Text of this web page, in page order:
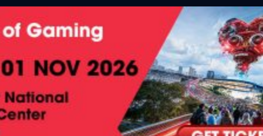
กับเซลล์ประสาทในสมองได้โดยตรง ผลลัพธ์ที่ได้คือการรับ
สัญญาณประสาทจากสมองที่มีความละเอียดและคมชัดเพิ่ม
ขึ้นอย่างก้าวกระโดด ด้านทีมนักวิจัยระบุว่า การที่ระบบ
สามารถดักจับสัญญาณสมองได้คุณภาพสูงขึ้น จะช่วยให้การ
ถอดรหัสความตั้งใจในการเคลื่อนไหวของผู้ป่วยมีความ
แม่นยำสูงตามไปด้วย และสิ่งนี้จะเข้าไปช่วยสนับสนุนการ
ควบคุมระบบประสาทได้อย่างตรงจุด พร้อมที่จะเป็นรากฐาน
สำคัญไปสู่วิธีการฟื้นฟูร่างกายด้วยเทคโนโลยีขั้นสูงในวันข้าง
หน้า ทดลองนำร่องโดยผู้ป่วยจำนวน 32 คน ในช่วงเริ่มต้น การ